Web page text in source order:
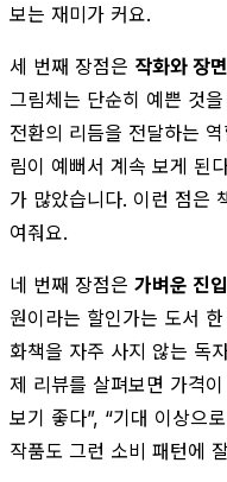
보는 재미가 커요.
세 번째 장점은 작화와 장
그림체는 단순히 예쁜 것
전환의 리듬을 전달하는
림이 예뻐서 계속 보게 된
가 많았습니다. 이런 점은
여줘요.
네 번째 장점은 가벼운 진
원이라는 할인가는 도서
화책을 자주 사지 않는 독
제 리뷰를 살펴보면 가격
보기 좋다”, “기대 이상으
작품도 그런 소비 패턴에